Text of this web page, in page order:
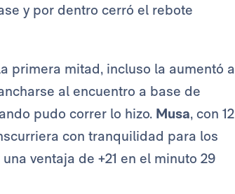
y por dentro cerró el rebote
primera mitad, incluso la aumentó a
al encuentro a base de
pudo correr lo hizo. Musa, con 12
con tranquilidad para los
ventaja de +21 en el minuto 29